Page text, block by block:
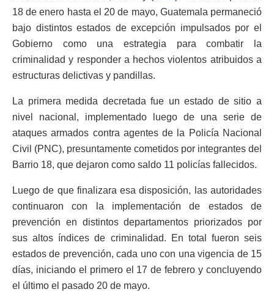
18 de enero hasta el 20 de mayo, Guatemala permaneció
bajo distintos estados de excepción impulsados por el
Gobierno como una estrategia para combatir la
criminalidad y responder a hechos violentos atribuidos a
estructuras delictivas y pandillas.
La primera medida decretada fue un estado de sitio a
nivel nacional, implementado luego de una serie de
ataques armados contra agentes de la Policía Nacional
Civil (PNC), presuntamente cometidos por integrantes del
Barrio 18, que dejaron como saldo 11 policías fallecidos.
Luego de que finalizara esa disposición, las autoridades
continuaron con la implementación de estados de
prevención en distintos departamentos priorizados por
sus altos índices de criminalidad. En total fueron seis
estados de prevención, cada uno con una vigencia de 15
días, iniciando el primero el 17 de febrero y concluyendo
el último el pasado 20 de mayo.